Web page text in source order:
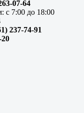
07-64
с 7:00 до 18:00
237-74-91
20